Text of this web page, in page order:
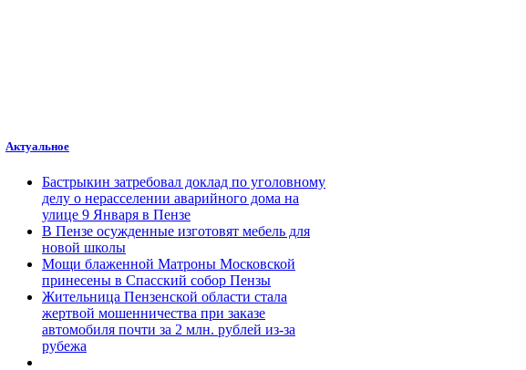
Актуальное
Бастрыкин затребовал доклад по уголовному
делу о нерасселении аварийного дома на
улице 9 Января в Пензе
В Пензе осужденные изготовят мебель для
новой школы
Мощи блаженной Матроны Московской
принесены в Спасский собор Пензы
Жительница Пензенской области стала
жертвой мошенничества при заказе
автомобиля почти за 2 млн. рублей из-за
рубежа